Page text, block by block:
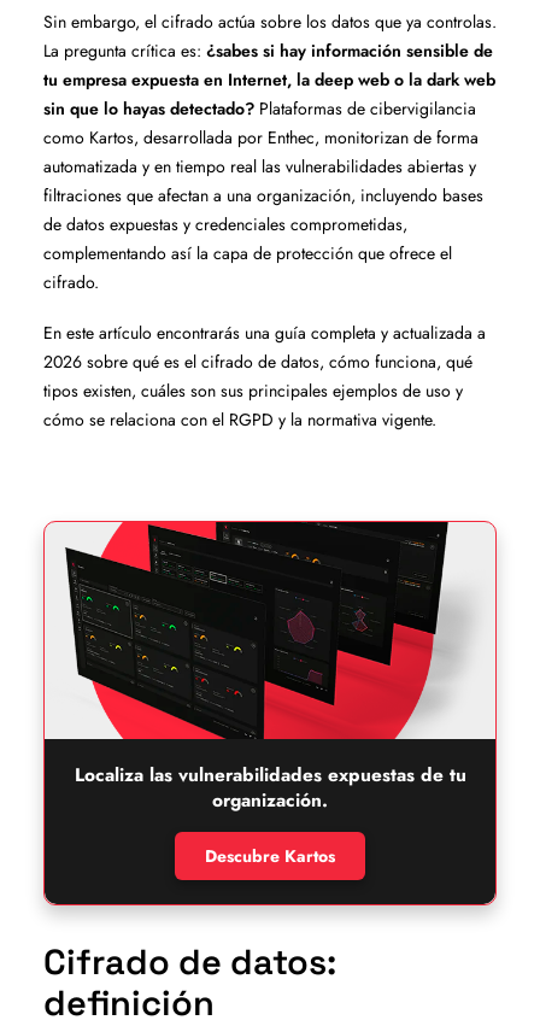
Sin embargo, el cifrado actúa sobre los datos que ya controlas.
La pregunta crítica es: ¿sabes si hay información sensible de
tu empresa expuesta en Internet, la deep web o la dark web
sin que lo hayas detectado? Plataformas de cibervigilancia
como Kartos, desarrollada por Enthec, monitorizan de forma
automatizada y en tiempo real las vulnerabilidades abiertas y
filtraciones que afectan a una organización, incluyendo bases
de datos expuestas y credenciales comprometidas,
complementando así la capa de protección que ofrece el
cifrado.
En este artículo encontrarás una guía completa y actualizada a
2026 sobre qué es el cifrado de datos, cómo funciona, qué
tipos existen, cuáles son sus principales ejemplos de uso y
cómo se relaciona con el RGPD y la normativa vigente.
Localiza las vulnerabilidades expuestas de tu
organización.
Descubre Kartos
Cifrado de datos:
definición